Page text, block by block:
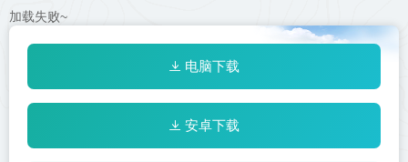
加载失败~
电脑下载
安卓下载